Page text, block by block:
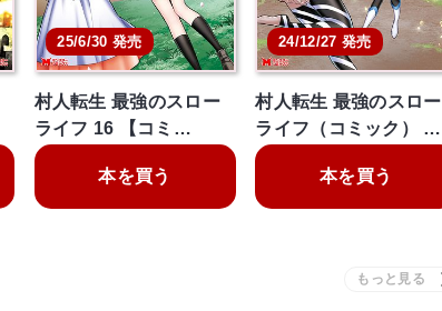
25/6/30 発売
村人転生 最強のスロー
ライフ 16 【コミ…
本を買う
24/12/27 発売
村人転生 最強のスロー
ライフ（コミック） …
本を買う